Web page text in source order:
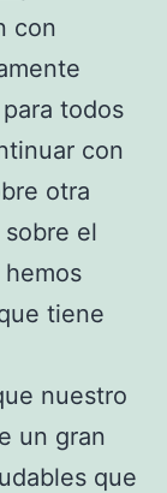
con
todos
con
otra
sobre el
tiene
nuestro
un gran
que